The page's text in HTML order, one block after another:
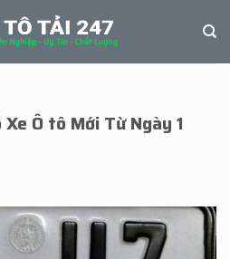
Ô tô Mới Từ Ngày 1